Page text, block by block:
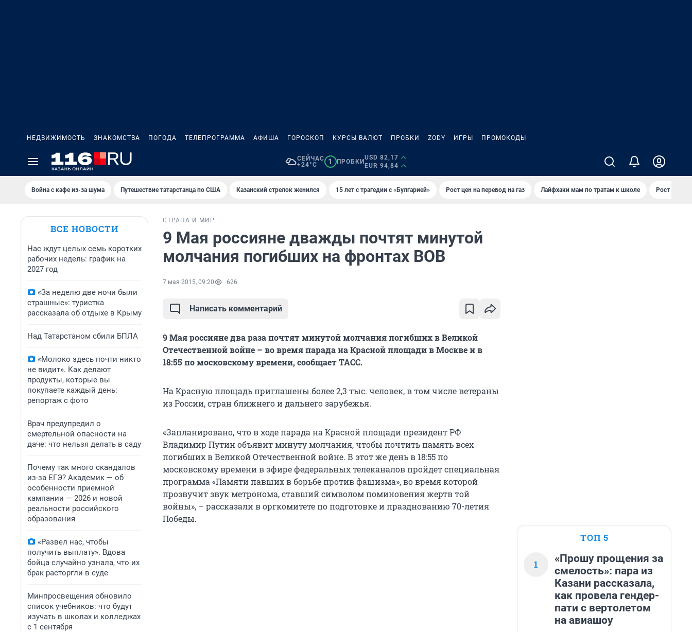
НЕДВИЖИМОСТЬ ЗНАКОМСТВА ПОГОДА ТЕЛЕПРОГРАММА АФИША ГОРОСКОП КУРСЫ ВАЛЮТ ПРОБКИ ZODY ИГРЫ ПРОМОКОДЫ
СЕЙЧАС
+24°C
1 ПРОБКИ
USD 82,17
EUR 94,84
Война с кафе из-за шума Путешествие татарстанца по США Казанский стрелок женился 15 лет с трагедии с «Булгарией» Рост цен на перевод на газ Лайфхаки мам по тратам к школе Рост цен на
ВСЕ НОВОСТИ
Нас ждут целых семь коротких
рабочих недель: график на
2027 год
«За неделю две ночи были
страшные»: туристка
рассказала об отдыхе в Крыму
Над Татарстаном сбили БПЛА
«Молоко здесь почти никто
не видит». Как делают
продукты, которые вы
покупаете каждый день:
репортаж с фото
Врач предупредил о
смертельной опасности на
даче: что нельзя делать в саду
Почему так много скандалов
из-за ЕГЭ? Академик — об
особенности приемной
кампании — 2026 и новой
реальности российского
образования
«Развел нас, чтобы
получить выплату». Вдова
бойца случайно узнала, что их
брак расторгли в суде
Минпросвещения обновило
список учебников: что будут
изучать в школах и колледжах
с 1 сентября
СТРАНА И МИР
9 Мая россияне дважды почтят минутой
молчания погибших на фронтах ВОВ
7 мая 2015, 09:20 626
Написать комментарий
9 Мая россияне два раза почтят минутой молчания погибших в Великой
Отечественной войне – во время парада на Красной площади в Москве и в
18:55 по московскому времени, сообщает ТАСС.
На Красную площадь приглашены более 2,3 тыс. человек, в том числе ветераны
из России, стран ближнего и дальнего зарубежья.
«Запланировано, что в ходе парада на Красной площади президент РФ
Владимир Путин объявит минуту молчания, чтобы почтить память всех
погибших в Великой Отечественной войне. В этот же день в 18:55 по
московскому времени в эфире федеральных телеканалов пройдет специальная
программа «Памяти павших в борьбе против фашизма», во время которой
прозвучит звук метронома, ставший символом поминовения жертв той
войны», – рассказали в оргкомитете по подготовке и празднованию 70-летия
Победы.
ТОП 5
1
«Прошу прощения за
смелость»: пара из
Казани рассказала,
как провела гендер-
пати с вертолетом
на авиашоу